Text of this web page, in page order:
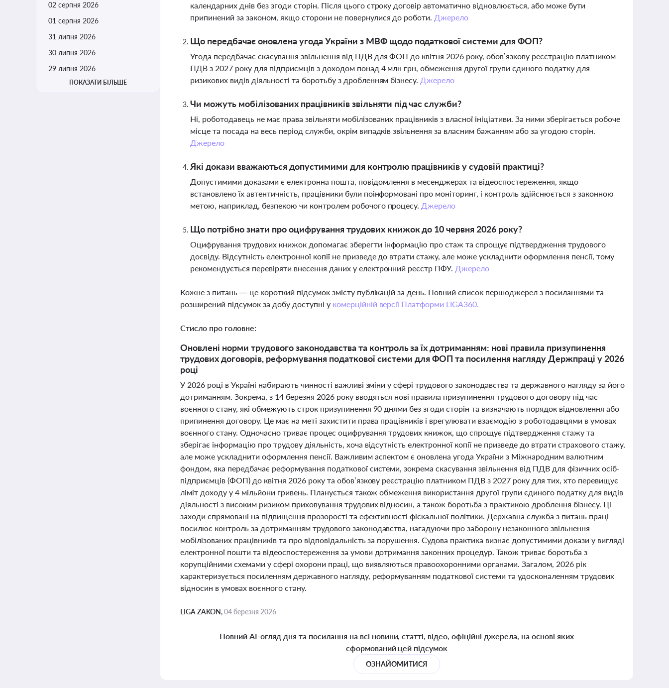
02 серпня 2026
01 серпня 2026
31 липня 2026
30 липня 2026
29 липня 2026
ПОКАЗАТИ БІЛЬШЕ
календарних днів без згоди сторін. Після цього строку договір автоматично відновлюється, або може бути
припинений за законом, якщо сторони не повернулися до роботи. Джерело
Що передбачає оновлена угода України з МВФ щодо податкової системи для ФОП?
Угода передбачає скасування звільнення від ПДВ для ФОП до квітня 2026 року, обов’язкову реєстрацію платником
ПДВ з 2027 року для підприємців з доходом понад 4 млн грн, обмеження другої групи єдиного податку для
ризикових видів діяльності та боротьбу з дробленням бізнесу. Джерело
Чи можуть мобілізованих працівників звільняти під час служби?
Ні, роботодавець не має права звільняти мобілізованих працівників з власної ініціативи. За ними зберігається робоче
місце та посада на весь період служби, окрім випадків звільнення за власним бажанням або за угодою сторін.
Джерело
Які докази вважаються допустимими для контролю працівників у судовій практиці?
Допустимими доказами є електронна пошта, повідомлення в месенджерах та відеоспостереження, якщо
встановлено їх автентичність, працівники були поінформовані про моніторинг, і контроль здійснюється з законною
метою, наприклад, безпекою чи контролем робочого процесу. Джерело
Що потрібно знати про оцифрування трудових книжок до 10 червня 2026 року?
Оцифрування трудових книжок допомагає зберегти інформацію про стаж та спрощує підтвердження трудового
досвіду. Відсутність електронної копії не призведе до втрати стажу, але може ускладнити оформлення пенсії, тому
рекомендується перевіряти внесення даних у електронний реєстр ПФУ. Джерело
Кожне з питань — це короткий підсумок змісту публікацій за день. Повний список першоджерел з посиланнями та
розширений підсумок за добу доступні у комерційній версії Платформи LIGA360.
Стисло про головне:
Оновлені норми трудового законодавства та контроль за їх дотриманням: нові правила призупинення
трудових договорів, реформування податкової системи для ФОП та посилення нагляду Держпраці у 2026
році
У 2026 році в Україні набирають чинності важливі зміни у сфері трудового законодавства та державного нагляду за його
дотриманням. Зокрема, з 14 березня 2026 року вводяться нові правила призупинення трудового договору під час
воєнного стану, які обмежують строк призупинення 90 днями без згоди сторін та визначають порядок відновлення або
припинення договору. Це має на меті захистити права працівників і врегулювати взаємодію з роботодавцями в умовах
воєнного стану. Одночасно триває процес оцифрування трудових книжок, що спрощує підтвердження стажу та
зберігає інформацію про трудову діяльність, хоча відсутність електронної копії не призведе до втрати страхового стажу,
але може ускладнити оформлення пенсії. Важливим аспектом є оновлена угода України з Міжнародним валютним
фондом, яка передбачає реформування податкової системи, зокрема скасування звільнення від ПДВ для фізичних осіб-
підприємців (ФОП) до квітня 2026 року та обов’язкову реєстрацію платником ПДВ з 2027 року для тих, хто перевищує
ліміт доходу у 4 мільйони гривень. Планується також обмеження використання другої групи єдиного податку для видів
діяльності з високим ризиком приховування трудових відносин, а також боротьба з практикою дроблення бізнесу. Ці
заходи спрямовані на підвищення прозорості та ефективності фіскальної політики. Державна служба з питань праці
посилює контроль за дотриманням трудового законодавства, нагадуючи про заборону незаконного звільнення
мобілізованих працівників та про відповідальність за порушення. Судова практика визнає допустимими докази у вигляді
електронної пошти та відеоспостереження за умови дотримання законних процедур. Також триває боротьба з
корупційними схемами у сфері охорони праці, що виявляються правоохоронними органами. Загалом, 2026 рік
характеризується посиленням державного нагляду, реформуванням податкової системи та удосконаленням трудових
відносин в умовах воєнного стану.
LIGA ZAKON,04 березня 2026
Повний AI-огляд дня та посилання на всі новини, статті, відео, офіційні джерела, на основі яких
сформований цей підсумок
ОЗНАЙОМИТИСЯ